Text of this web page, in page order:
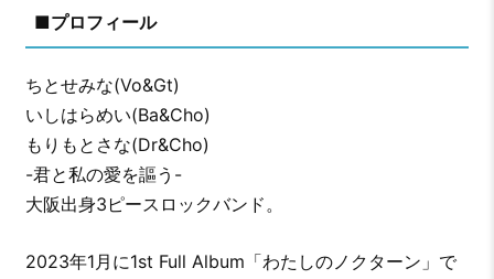
■プロフィール
ちとせみな(Vo&Gt)
いしはらめい(Ba&Cho)
もりもとさな(Dr&Cho)
-君と私の愛を謳う-
大阪出身3ピースロックバンド。
2023年1月に1st Full Album「わたしのノクターン」で